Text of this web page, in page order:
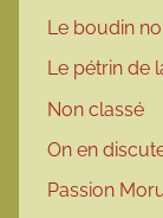
Le boudin
Le pétrin de
Non classé
On en
Passion